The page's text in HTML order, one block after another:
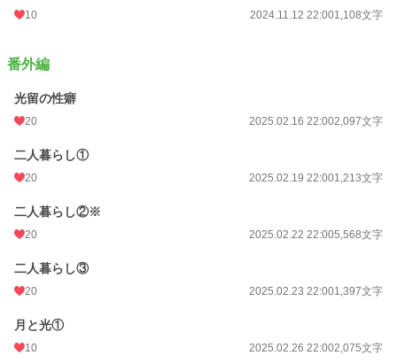
10 2024.11.12 22:001,108文字
番外編
光留の性癖
20 2025.02.16 22:002,097文字
二人暮らし①
20 2025.02.19 22:001,213文字
二人暮らし②※
20 2025.02.22 22:005,568文字
二人暮らし③
20 2025.02.23 22:001,397文字
月と光①
10 2025.02.26 22:002,075文字